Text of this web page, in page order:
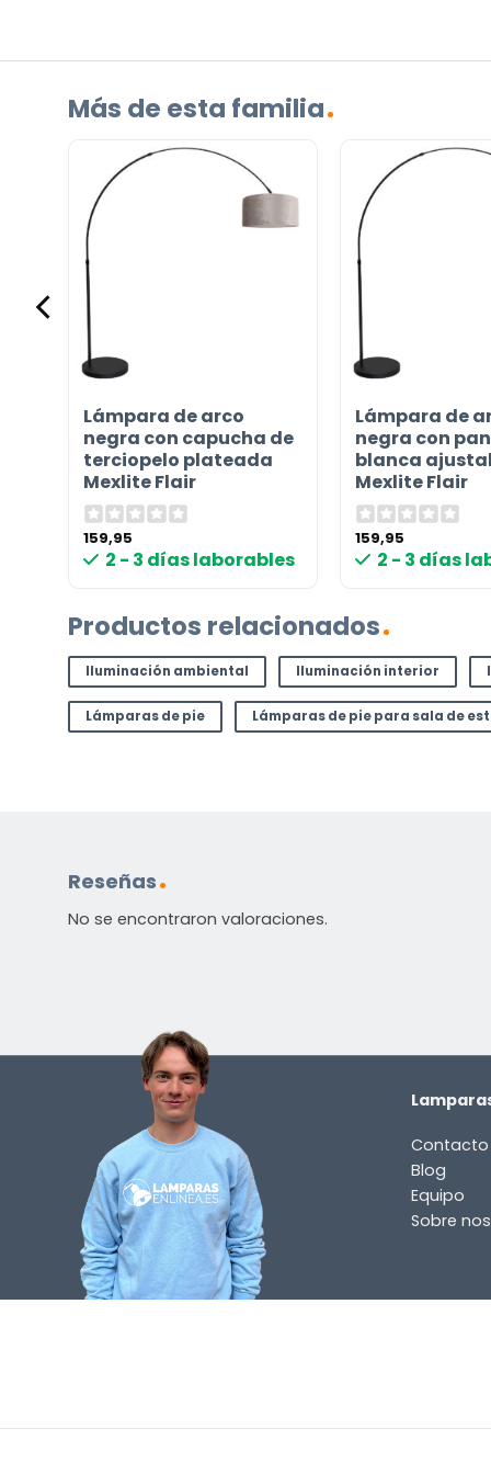
Contáctenos. Puede comunicarse con nosotros
Más de esta familia
Lámpara de arco
negra con capucha de
terciopelo plateada
Mexlite Flair
159,95
2 - 3 días laborables
Lámpara de
negra con
blanca
Mexlite Flair
159,95
2 - 3 días
Productos relacionados
Iluminación ambiental Iluminación interior
Lámparas de pie Lámparas de pie para sala de
Reseñas
No se encontraron valoraciones.
Contacto
Blog
Equipo
Sobre